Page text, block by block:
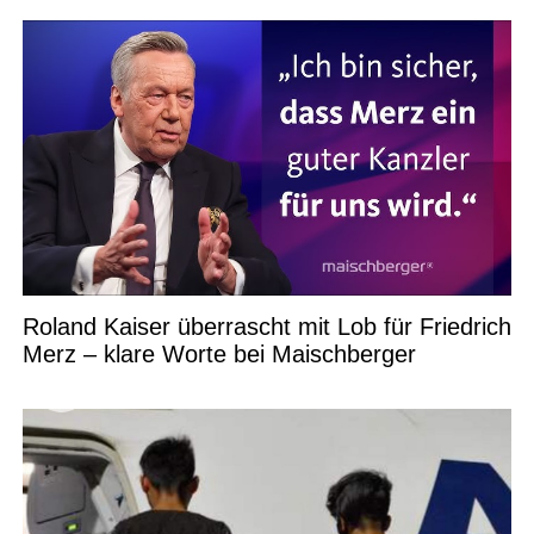
Roland Kaiser überrascht mit Lob für Friedrich
Merz – klare Worte bei Maischberger